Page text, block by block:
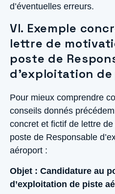
d’éventuelles erreurs.
VI. Exemple
lettre de
poste de
d’exploitation
Pour mieux comprendre
conseils donnés
concret et fictif de lettre
poste de Responsable
aéroport :
Objet : Candidature au
d’exploitation de piste